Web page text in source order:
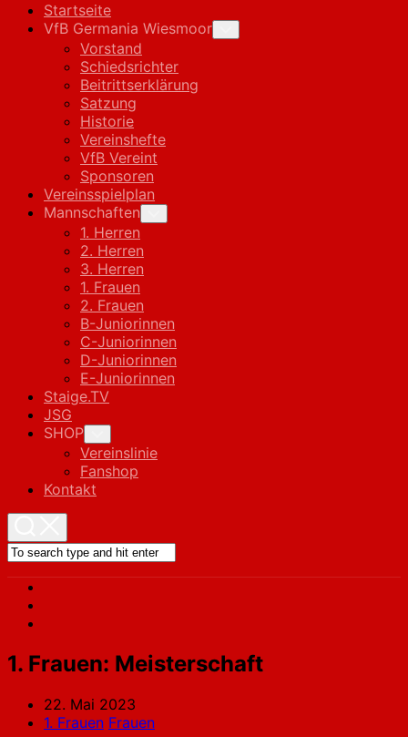
Startseite
VfB Germania Wiesmoor
Child
Vorstand
Schiedsrichter
Beitrittserklärung
Satzung
Historie
Vereinshefte
VfB Vereint
Sponsoren
Vereinsspielplan
Mannschaften
Child
1. Herren
2. Herren
3. Herren
1. Frauen
2. Frauen
B-Juniorinnen
C-Juniorinnen
D-Juniorinnen
E-Juniorinnen
Staige.TV
JSG
SHOP
Child
Menu
Vereinslinie
Fanshop
Kontakt
1. Frauen: Meisterschaft
22. Mai 2023
1. Frauen Frauen